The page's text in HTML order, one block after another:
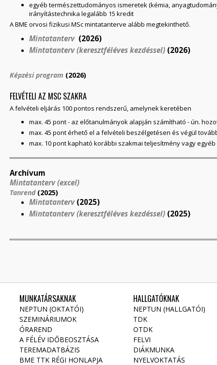
egyéb természettudományos ismeretek (kémia,
irányítástechnika legalább 15 kredit
A BME orvosi fizikusi MSc mintatanterve alább megtekinthető.
Mintatanterv(2026)
Mintatanterv (keresztféléves kezdéssel) (2026)
Képzési program (2026)
FELVÉTELI AZ MSC SZAKRA
A felvételi eljárás 100 pontos rendszerű, amelynek keretében
max. 45 pont - az előtanulmányok alapján számítható - ún.
max. 45 pont érhető el a felvételi beszélgetésen és végül
max. 10 pont kapható korábbi szakmai teljesítmény vagy
Archívum
Mintatanterv (excel)
Tanrend(2025)
Mintatanterv(2025)
Mintatanterv (keresztféléves kezdéssel) (2025)
MUNKATÁRSAKNAK
NEPTUN (OKTATÓI)
SZEMINÁRIUMOK
ÓRAREND
A FÉLÉV IDŐBEOSZTÁSA
TEREMADATBÁZIS
BME TTK RÉGI HONLAPJA
HALLGATÓKNAK
NEPTUN (HALLGATÓI)
TDK
OTDK
FELVI
DIÁKMUNKA
NYELVOKTATÁS